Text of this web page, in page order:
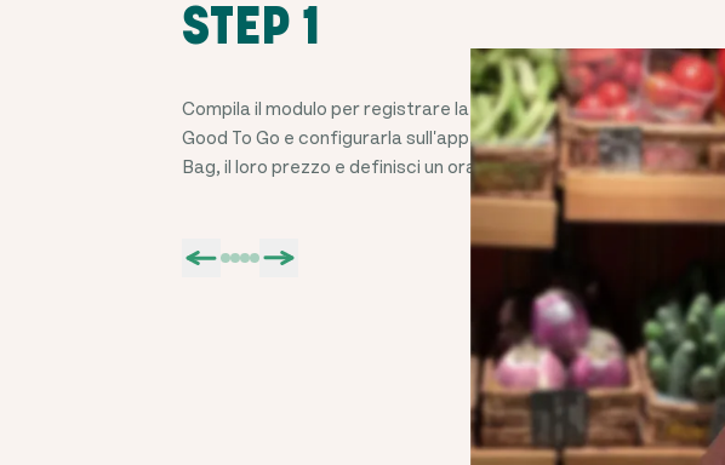
STEP 1
Compila il modulo per registrare la tua attività su Too
Good To Go e configurarla sull'app. Aggiungi le Surprise
Bag, il loro prezzo e definisci un orario di ritiro.